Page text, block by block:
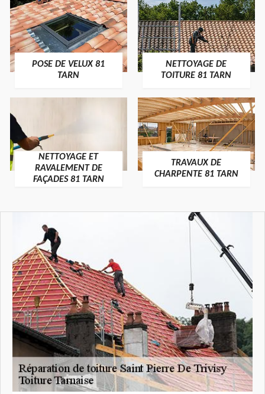
POSE DE VELUX 81
TARN
NETTOYAGE DE
TOITURE 81 TARN
NETTOYAGE ET
RAVALEMENT DE
FAÇADES 81 TARN
TRAVAUX DE
CHARPENTE 81 TARN